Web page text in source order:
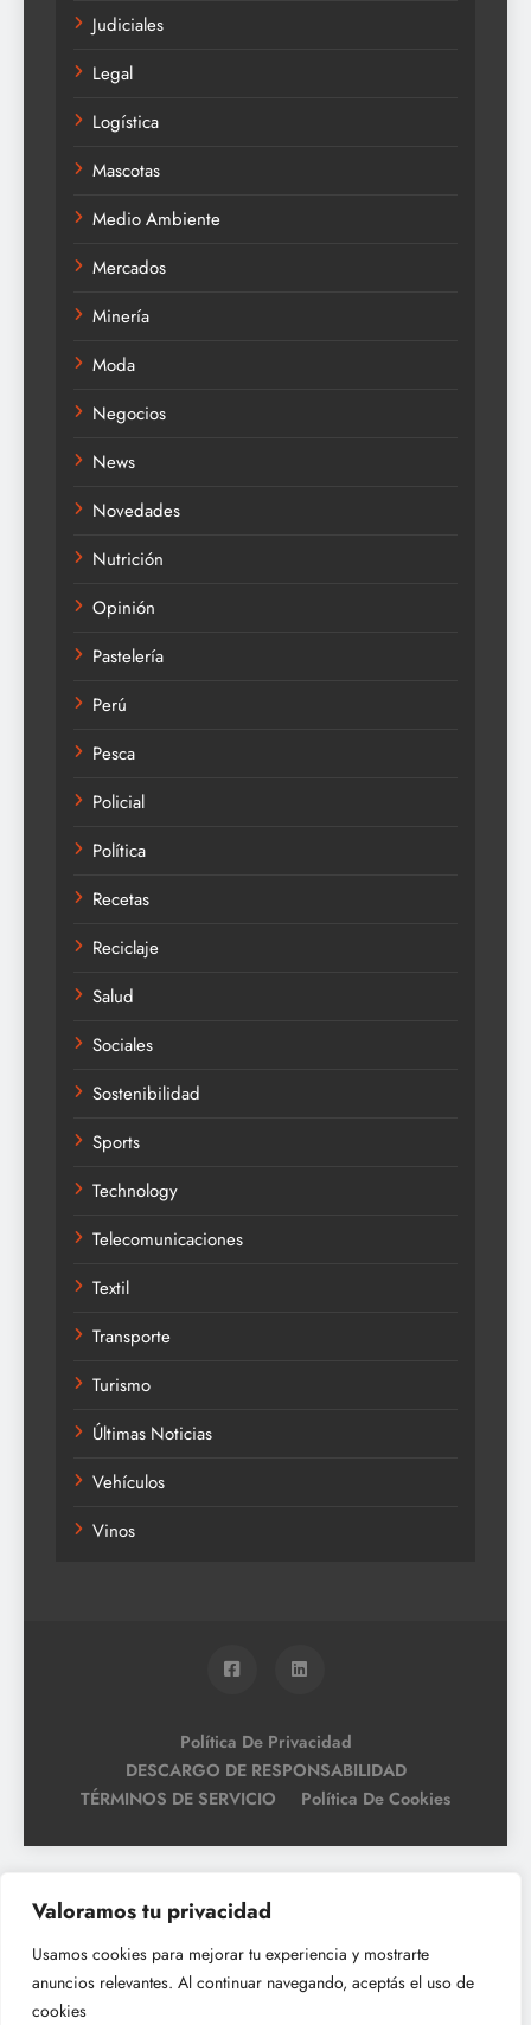
Valoramos tu privacidad
Usamos cookies para mejorar tu experiencia y mostrarte
anuncios relevantes. Al continuar navegando, aceptás el uso de
cookies
Judiciales
Legal
Logística
Mascotas
Medio Ambiente
Mercados
Minería
Moda
Negocios
News
Novedades
Nutrición
Opinión
Pastelería
Perú
Pesca
Policial
Política
Recetas
Reciclaje
Salud
Sociales
Sostenibilidad
Sports
Technology
Telecomunicaciones
Textil
Transporte
Turismo
Últimas Noticias
Vehículos
Vinos
Política De Privacidad
DESCARGO DE RESPONSABILIDAD
TÉRMINOS DE SERVICIO
Política De Cookies